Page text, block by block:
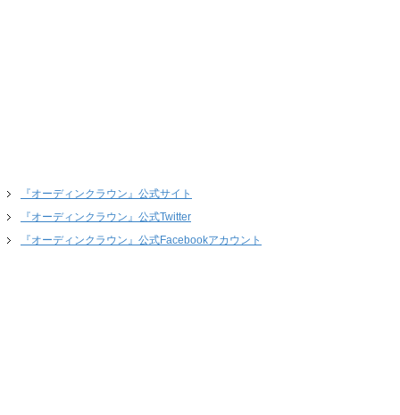
『オーディンクラウン』公式サイト
『オーディンクラウン』公式Twitter
『オーディンクラウン』公式Facebookアカウント